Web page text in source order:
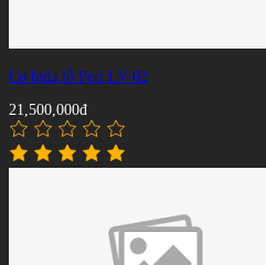
Cơ bida lỗ Peri LV-02
21,500,000đ